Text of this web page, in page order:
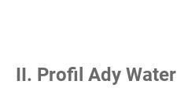
II. Profil Ady Water